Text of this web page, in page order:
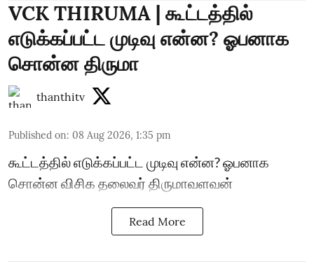
VCK THIRUMA | கூட்டத்தில்
எடுக்கப்பட்ட முடிவு என்ன? ஓபனாக
சொன்ன திருமா
thanthitv
Published on: 08 Aug 2026, 1:35 pm
கூட்டத்தில் எடுக்கப்பட்ட முடிவு என்ன? ஓபனாக
சொன்ன விசிக தலைவர் திருமாவளவன்
Read More